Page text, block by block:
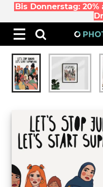
Bis Donnerstag: